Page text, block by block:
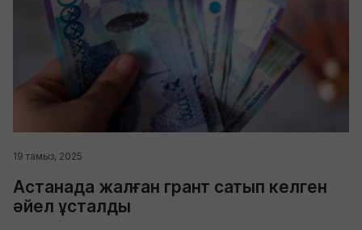
19 тамыз, 2025
Астанада жалған грант сатып келген
әйел ұсталды